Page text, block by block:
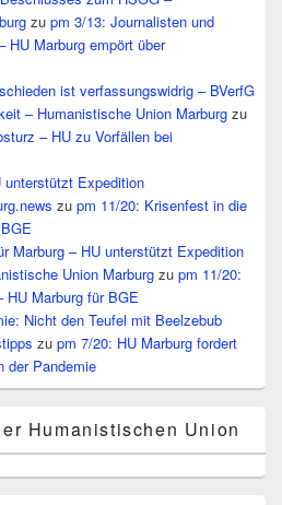
zu pm 3/13: Journalisten und
HU Marburg empört über
ist verfassungswidrig – BVerfG
– Humanistische Union Marburg zu
– HU zu Vorfällen bei
unterstützt Expedition
zu pm 11/20: Krisenfest in die
Marburg – HU unterstützt Expedition
Union Marburg zu pm 11/20:
Marburg für BGE
Nicht den Teufel mit Beelzebub
zu pm 7/20: HU Marburg fordert
der Pandemie
Humanistischen Union